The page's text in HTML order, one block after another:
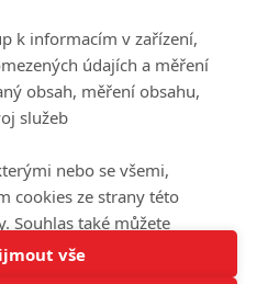
cookies.
webu napište nám na e-mail
používání cookies |Pravidla webu
soukromí
/ All rights reserved /
k informacím v zařízení,
údajích a měření
obsah, měření obsahu,
služeb
nebo se všemi,
cookies ze strany této
Souhlas také můžete
případě vám na stránce
personalizované funkce.
vše